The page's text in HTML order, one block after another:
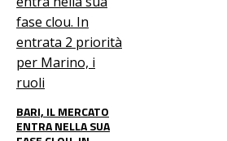
BARI, IL MERCATO
ENTRA NELLA SUA